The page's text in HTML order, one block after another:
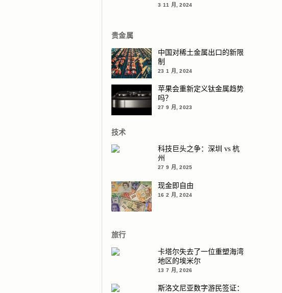
3 11 月, 2024
贵金属
中国对稀土金属出口的新限
制
23 1 月, 2024
苹果会重新定义钛金属趋势
吗？
27 9 月, 2023
技术
科技巨头之争：深圳 vs 杭
州
27 9 月, 2025
现金即自由
16 2 月, 2024
旅行
卡塔尔失去了一位重塑海湾
地区的埃米尔
13 7 月, 2026
斯洛文尼亚数字游民签证：